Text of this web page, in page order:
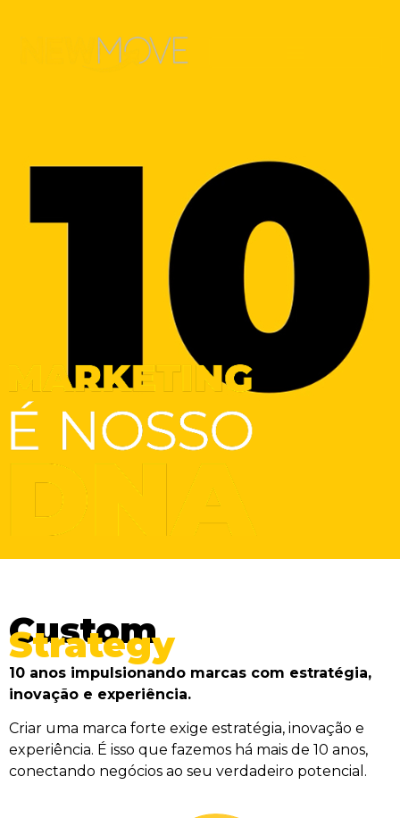
Custom
Strategy
10 anos impulsionando marcas com estratégia,
inovação e experiência.
Criar uma marca forte exige estratégia, inovação e
experiência. É isso que fazemos há mais de 10 anos,
conectando negócios ao seu verdadeiro potencial.